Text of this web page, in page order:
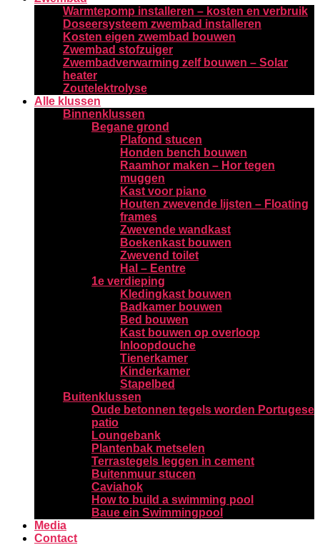
Warmtepomp installeren – kosten en verbruik
Doseersysteem zwembad installeren
Kosten eigen zwembad bouwen
Zwembad stofzuiger
Zwembadverwarming zelf bouwen – Solar
heater
Zoutelektrolyse
Alle klussen
Binnenklussen
Begane grond
Plafond stucen
Honden bench bouwen
Raamhor maken – Hor tegen
muggen
Kast voor piano
Houten zwevende lijsten – Floating
frames
Zwevende wandkast
Boekenkast bouwen
Zwevend toilet
Hal – Eentre
1e verdieping
Kledingkast bouwen
Badkamer bouwen
Bed bouwen
Kast bouwen op overloop
Inloopdouche
Tienerkamer
Kinderkamer
Stapelbed
Buitenklussen
Oude betonnen tegels worden Portugese
patio
Loungebank
Plantenbak metselen
Terrastegels leggen in cement
Buitenmuur stucen
Caviahok
How to build a swimming pool
Baue ein Swimmingpool
Media
Contact